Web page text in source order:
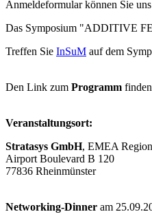
Anmeldeformular können Sie
Das Symposium "ADDITIVE
Treffen Sie InSuM auf dem
Den Link zum Programm
Veranstaltungsort:
Stratasys GmbH, EMEA
Airport Boulevard B 120
77836 Rheinmünster
Networking-Dinner am